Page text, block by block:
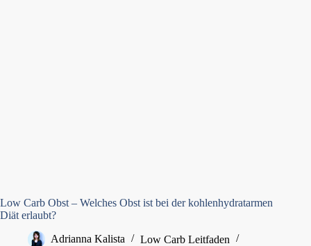
Low Carb Obst – Welches Obst ist bei der kohlenhydratarmen
Diät erlaubt?
Adrianna Kalista
Low Carb Leitfaden